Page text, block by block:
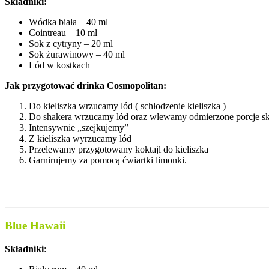
Wódka biała – 40 ml
Cointreau – 10 ml
Sok z cytryny – 20 ml
Sok żurawinowy – 40 ml
Lód w kostkach
Jak przygotować drinka Cosmopolitan:
Do kieliszka wrzucamy lód ( schłodzenie kieliszka )
Do shakera wrzucamy lód oraz wlewamy odmierzone porcje
Intensywnie „szejkujemy”
Z kieliszka wyrzucamy lód
Przelewamy przygotowany koktajl do kieliszka
Garnirujemy za pomocą ćwiartki limonki.
Blue Hawaii
Składniki: